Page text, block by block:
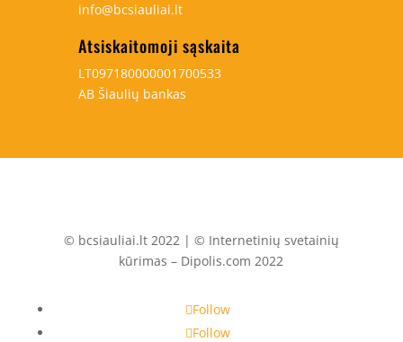
info@bcsiauliai.lt
Atsiskaitomoji sąskaita
LT097180000001700533
AB Šiaulių bankas
© bcsiauliai.lt 2022 | © Internetinių svetainių
kūrimas – Dipolis.com 2022
Follow
Follow